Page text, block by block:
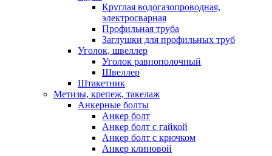
Круглая водогазопроводная,
электросварная
Профильная труба
Заглушки для профильных труб
Уголок, швеллер
Уголок равнополочный
Швеллер
Штакетник
Метизы, крепеж, такелаж
Анкерные болты
Анкер болт
Анкер болт с гайкой
Анкер болт с крючком
Анкер клиновой